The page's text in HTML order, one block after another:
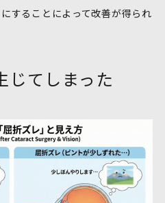
することによって改善が得られ
じてしまった